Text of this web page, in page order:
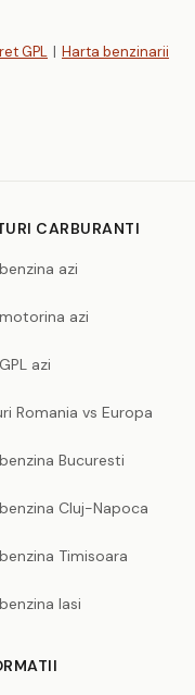
GPL | Harta benzinarii
CARBURANTI
azi
azi
azi
Romania vs Europa
Bucuresti
Cluj-Napoca
Timisoara
Iasi